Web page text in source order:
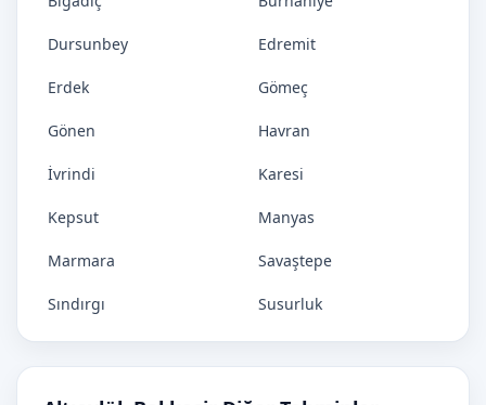
Dursunbey Edremit
Erdek Gömeç
Gönen Havran
İvrindi Karesi
Kepsut Manyas
Marmara Savaştepe
Sındırgı Susurluk